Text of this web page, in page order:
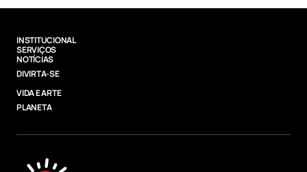
INSTITUCIONAL
SERVIÇOS
NOTÍCIAS
DIVIRTA-SE
VIDA E ARTE
PLANETA